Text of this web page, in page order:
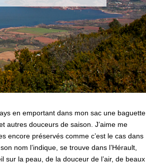
en emportant dans mon sac une baguette
autres douceurs de saison. J’aime me
encore préservés comme c’est le cas dans
nom l’indique, se trouve dans l’Hérault,
sur la peau, de la douceur de l’air, de beaux